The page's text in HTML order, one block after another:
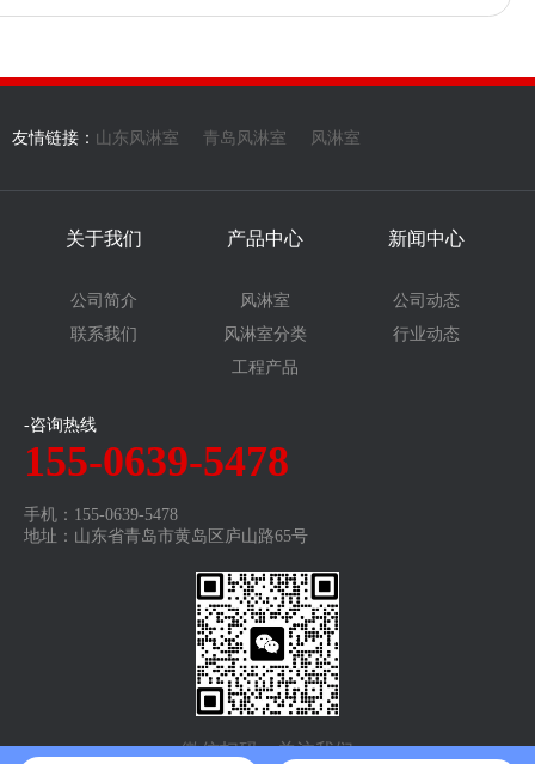
友情链接： 山东风淋室 青岛风淋室 风淋室
关于我们
公司简介
联系我们
产品中心
风淋室
风淋室分类
工程产品
新闻中心
公司动态
行业动态
-咨询热线
155-0639-5478
手机：155-0639-5478
地址：山东省青岛市黄岛区庐山路65号
微信扫码，关注我们